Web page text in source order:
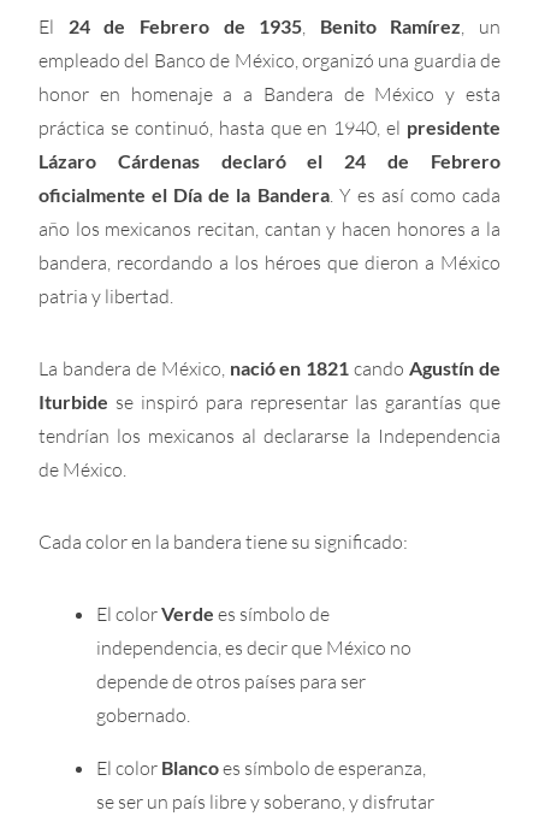
El 24 de Febrero de 1935, Benito Ramírez, un
empleado del Banco de México, organizó una guardia de
honor en homenaje a a Bandera de México y esta
práctica se continuó, hasta que en 1940, el presidente
Lázaro Cárdenas declaró el 24 de Febrero
oficialmente el Día de la Bandera. Y es así como cada
año los mexicanos recitan, cantan y hacen honores a la
bandera, recordando a los héroes que dieron a México
patria y libertad.
La bandera de México, nació en 1821 candoAgustín de
Iturbide se inspiró para representar las garantías que
tendrían los mexicanos al declararse la Independencia
de México.
Cada color en la bandera tiene su significado:
El colorVerde es símbolo de
independencia, es decir que México no
depende de otros países para ser
gobernado.
El color Blancoes símbolo de esperanza,
se ser un país libre y soberano, y disfrutar